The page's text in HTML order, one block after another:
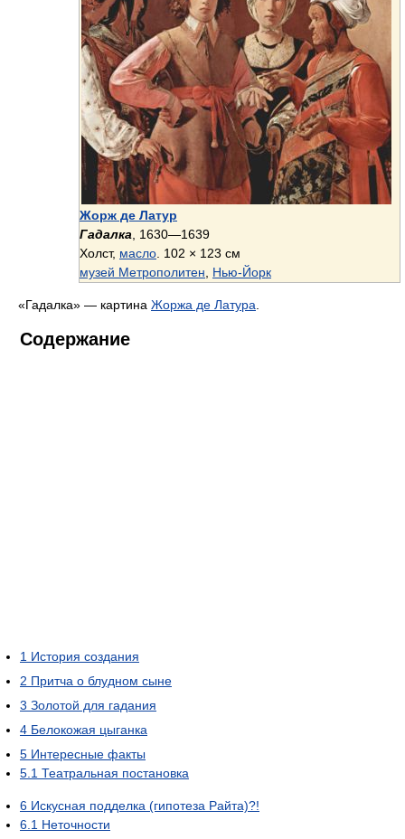
Жорж де Латур
Гадалка , 1630—1639
Холст, масло . 102 × 123 см
музей Метрополитен
Нью-Йорк
«Гадалка» — картина Жоржа де Латура
Содержание
1 История создания
2 Притча о блудном сыне
3 Золотой для гадания
4 Белокожая цыганка
5 Интересные факты
5.1 Театральная постановка
6 Искусная подделка (гипотеза Райта)?!
6.1 Неточности